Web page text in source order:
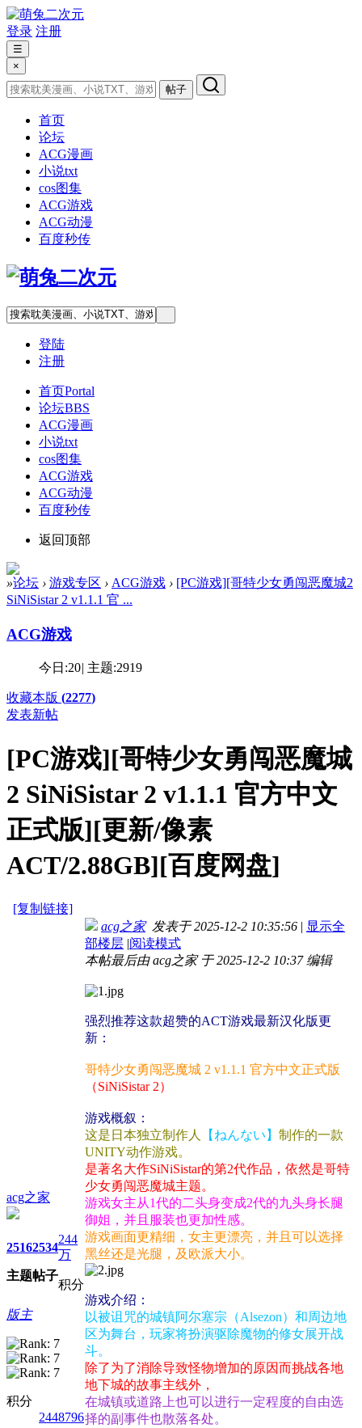
登录 注册
☰
×
帖子
首页
论坛
ACG漫画
小说txt
cos图集
ACG游戏
ACG动漫
百度秒传
登陆
注册
首页Portal
论坛BBS
ACG漫画
小说txt
cos图集
ACG游戏
ACG动漫
百度秒传
返回顶部
»论坛 › 游戏专区 › ACG游戏 › [PC游戏][哥特少女勇闯恶魔城2
SiNiSistar 2 v1.1.1 官 ...
ACG游戏
今日:20| 主题:2919
收藏本版 (2277)
发表新帖
[PC游戏][哥特少女勇闯恶魔城
2 SiNiSistar 2 v1.1.1 官方中文
正式版][更新/像素
ACT/2.88GB][百度网盘]
[复制链接]
acg之家
2516
主题
2534
帖子
244
万
积分
版主
积分
2448796
acg之家发表于 2025-12-2 10:35:56 | 显示全
部楼层 |阅读模式
本帖最后由 acg之家 于 2025-12-2 10:37 编辑
强烈推荐这款超赞的ACT游戏最新汉化版更
新：
哥特少女勇闯恶魔城 2 v1.1.1 官方中文正式版
（SiNiSistar 2）
游戏概叙：
这是日本独立制作人
【ねんない】 制作的一款
UNITY动作游戏。
是著名大作SiNiSistar的第2代作品，依然是哥特
少女勇闯恶魔城主题。
游戏女主从1代的二头身变成2代的九头身长腿
御姐，并且服装也更加性感。
游戏画面更精细，女主更漂亮，并且可以选择
黑丝还是光腿，及欧派大小。
游戏介绍：
以被诅咒的城镇阿尔塞宗（Alsezon）和周边地
区为舞台，玩家将扮演驱除魔物的修女展开战
斗。
除了为了消除导致怪物增加的原因而挑战各地
地下城的故事主线外，
在城镇或道路上也可以进行一定程度的自由选
择的副事件也散落各处。